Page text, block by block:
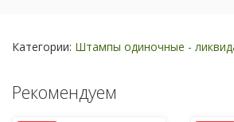
Категории: Штампы одиночные -
Рекомендуем